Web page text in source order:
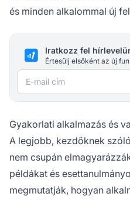
és minden alkalommal új
Iratkozz fel
Értesülj elsőként az új
E-mail cím
Gyakorlati alkalmazás és
A legjobb, kezdőknek
nem csupán
példákat és
megmutatják, hogyan